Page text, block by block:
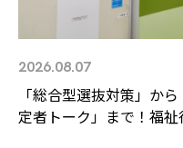
寄附の受け入れ
関連法人
教職員募集
役員・評議員一覧
一般事業主行動計画
公的資金等の不正使用
研究活動における不正
大学広報誌「TFU
初年次教育（リエゾン
ガバナンス・コード
中期事業計画
事業計画／財務・事業報
大学評価
IR情報
保健看護学科
リハビリテーション学科
医療経営管理学科
産業福祉マネジメン
情報福祉マネジメン
仏教専修科
オープンキャンパス
東北福祉大学のキャ
東北福祉大学のキャリ
進路・就職支援
採用ご担当者様へ
採用ご担当者様へ
体育会・運動サーク
大学指定団体紹介
交換留学生
海外留学・研修
社会連携・研究
東北福祉大学の研究
生涯教育・キャリア教育
保護者向け
2026.08.07
「総合型選抜対策」か
定者トーク」まで！福祉